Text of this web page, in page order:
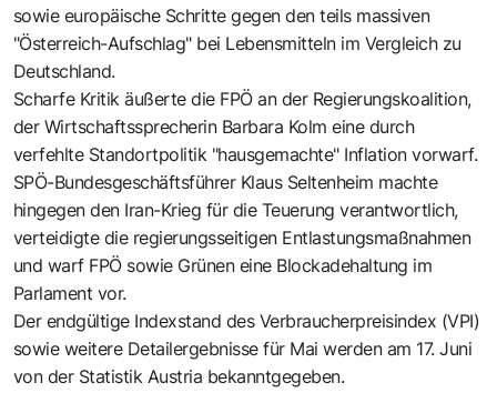
sowie europäische Schritte gegen den teils massiven
"Österreich-Aufschlag" bei Lebensmitteln im Vergleich zu
Deutschland.
Scharfe Kritik äußerte die FPÖ an der Regierungskoalition,
der Wirtschaftssprecherin Barbara Kolm eine durch
verfehlte Standortpolitik "hausgemachte" Inflation vorwarf.
SPÖ-Bundesgeschäftsführer Klaus Seltenheim machte
hingegen den Iran-Krieg für die Teuerung verantwortlich,
verteidigte die regierungsseitigen Entlastungsmaßnahmen
und warf FPÖ sowie Grünen eine Blockadehaltung im
Parlament vor.
Der endgültige Indexstand des Verbraucherpreisindex (VPI)
sowie weitere Detailergebnisse für Mai werden am 17. Juni
von der Statistik Austria bekanntgegeben.